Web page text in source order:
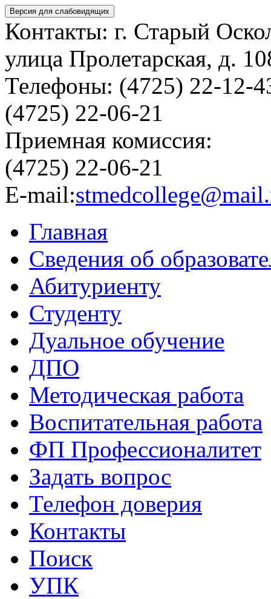
Версия для слабовидящих
Контакты: г. Старый
улица Пролетарская, д.
Телефоны: (4725) 22-12-
(4725) 22-06-21
Приемная комиссия:
(4725) 22-06-21
E-mail:
Главная
Сведения об
Абитуриенту
Студенту
Дуальное обучение
ДПО
Методическая работа
Воспитательная работа
ФП Профессионалитет
Задать вопрос
Телефон доверия
Контакты
Поиск
УПК